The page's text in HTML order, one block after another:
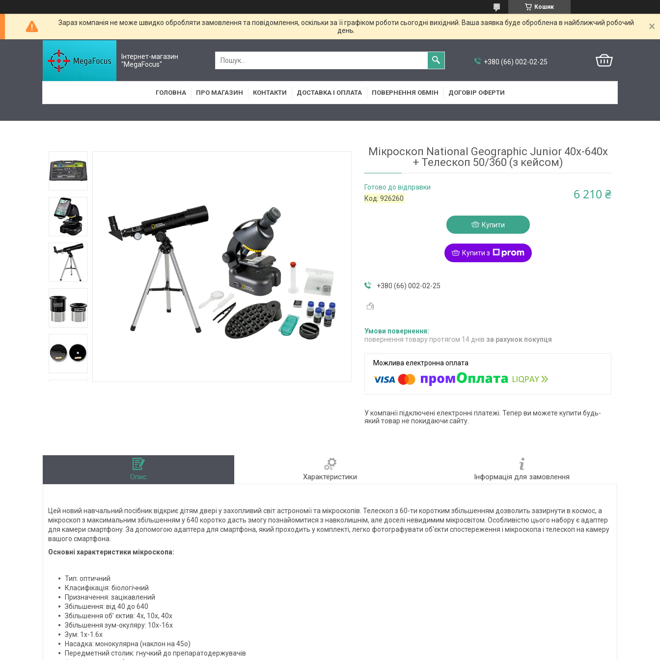
Кошик
Зараз компанія не може швидко обробляти замовлення та повідомлення, оскільки за її графіком роботи сьогодні вихідний. Ваша заявка буде оброблена в найближчий робочий
день.
Інтернет-магазин
"MegaFocus"
+380 (66) 002-02-25
ГОЛОВНА ПРО МАГАЗИН КОНТАКТИ ДОСТАВКА І ОПЛАТА ПОВЕРНЕННЯ ОБМІН ДОГОВІР ОФЕРТИ
Мікроскоп National Geographic Junior 40x-640x
+ Телескоп 50/360 (з кейсом)
Готово до відправки
Код:926260 6 210 ₴
Купити
Купити з
+380 (66) 002-02-25
повернення товару протягом 14 днів за рахунок покупця
У компанії підключені електронні платежі. Тепер ви можете купити будь-
який товар не покидаючи сайту.
Опис Характеристики Інформація для замовлення
Цей новий навчальний посібник відкриє дітям двері у захопливий світ астрономії та мікроскопів. Телескоп з 60-ти коротким збільшенням дозволить зазирнути в космос, а
мікроскоп з максимальним збільшенням у 640 коротко дасть змогу познайомитися з навколишнім, але доселі невидимим мікросвітом. Особливістю цього набору є адаптер
для камери смартфону. За допомогою адаптера для смартфона, який проходить у комплекті, легко фотографувати об'єкти спостереження і мікроскопа і телескоп на камеру
вашого смартфона.
Основні характеристики мікроскопа:
Тип: оптичний
Класифікація: біологічний
Призначення: зацікавлений
Збільшення: від 40 до 640
Збільшення об’ єктив: 4х, 10х, 40х
Збільшення зум-окуляру: 10x-16х
Зум: 1x-1.6x
Насадка: монокулярна (наклон на 45o)
Передметний столик: гнучкий до препаратодержувачів